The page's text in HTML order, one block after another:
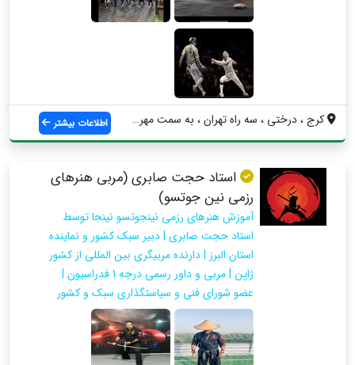
کرج ، درختی ، سه راه تهران ، به سمت مهرو... اطلاعات بیشتر
استاد حجت صابری (مربی هنرهای
رزمی نین جوتسو)
آموزش هنرهای رزمی نینجوتسو نینجا توسط
استاد حجت صابری | دبیر سبک کشور و نماینده
استان البرز | دارنده مربیگری بین المللی از کشور
ژاپن | مربی و داور رسمی درجه 1 فدراسیون |
عضو شورای فنی و سیاستگذاری سبک و کشور